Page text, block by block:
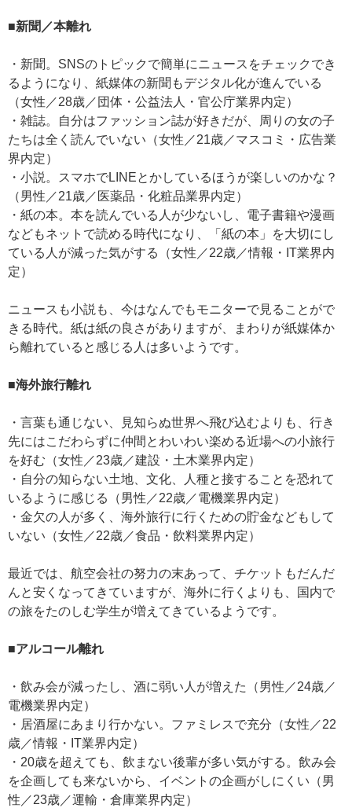
■新聞／本離れ
・新聞。SNSのトピックで簡単にニュースをチェックでき
るようになり、紙媒体の新聞もデジタル化が進んでいる
（女性／28歳／団体・公益法人・官公庁業界内定）
・雑誌。自分はファッション誌が好きだが、周りの女の子
たちは全く読んでいない（女性／21歳／マスコミ・広告業
界内定）
・小説。スマホでLINEとかしているほうが楽しいのかな？
（男性／21歳／医薬品・化粧品業界内定）
・紙の本。本を読んでいる人が少ないし、電子書籍や漫画
などもネットで読める時代になり、「紙の本」を大切にし
ている人が減った気がする（女性／22歳／情報・IT業界内
定）
ニュースも小説も、今はなんでもモニターで見ることがで
きる時代。紙は紙の良さがありますが、まわりが紙媒体か
ら離れていると感じる人は多いようです。
■海外旅行離れ
・言葉も通じない、見知らぬ世界へ飛び込むよりも、行き
先にはこだわらずに仲間とわいわい楽める近場への小旅行
を好む（女性／23歳／建設・土木業界内定）
・自分の知らない土地、文化、人種と接することを恐れて
いるように感じる（男性／22歳／電機業界内定）
・金欠の人が多く、海外旅行に行くための貯金などもして
いない（女性／22歳／食品・飲料業界内定）
最近では、航空会社の努力の末あって、チケットもだんだ
んと安くなってきていますが、海外に行くよりも、国内で
の旅をたのしむ学生が増えてきているようです。
■アルコール離れ
・飲み会が減ったし、酒に弱い人が増えた（男性／24歳／
電機業界内定）
・居酒屋にあまり行かない。ファミレスで充分（女性／22
歳／情報・IT業界内定）
・20歳を超えても、飲まない後輩が多い気がする。飲み会
を企画しても来ないから、イベントの企画がしにくい（男
性／23歳／運輸・倉庫業界内定）